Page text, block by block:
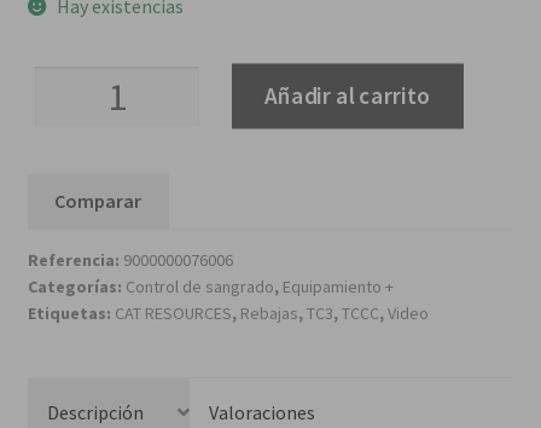
Hay existencias
Torniquete
cantidad
Añadir al carrito
Comparar
Referencia: 9000000076006
Categorías: Control de sangrado, Equipamiento +
Etiquetas: CAT RESOURCES, Rebajas,TC3,TCCC,Video
Descripción
Valoraciones